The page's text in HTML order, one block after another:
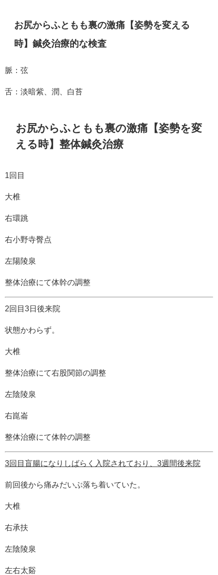
お尻からふともも裏の激痛【姿勢を変える
時】鍼灸治療的な検査
脈：弦
舌：淡暗紫、潤、白苔
お尻からふともも裏の激痛【姿勢を変
える時】整体鍼灸治療
1回目
大椎
右環跳
右小野寺臀点
左陽陵泉
整体治療にて体幹の調整
2回目3日後来院
状態かわらず。
大椎
整体治療にて右股関節の調整
左陰陵泉
右崑崙
整体治療にて体幹の調整
3回目盲腸になりしばらく入院されており、3週間後来院
前回後から痛みだいぶ落ち着いていた。
大椎
右承扶
左陰陵泉
左右太谿